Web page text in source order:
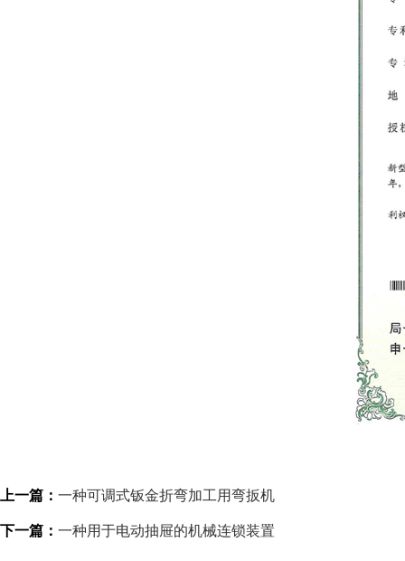
上一篇： 一种可调式钣金折弯加工用弯扳机
下一篇： 一种用于电动抽屉的机械连锁装置